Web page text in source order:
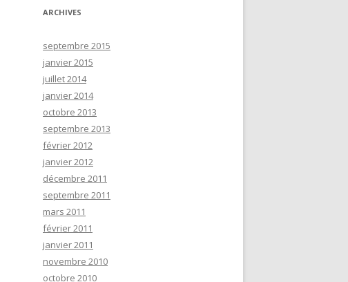
ARCHIVES
septembre 2015
janvier 2015
juillet 2014
janvier 2014
octobre 2013
septembre 2013
février 2012
janvier 2012
décembre 2011
septembre 2011
mars 2011
février 2011
janvier 2011
novembre 2010
octobre 2010